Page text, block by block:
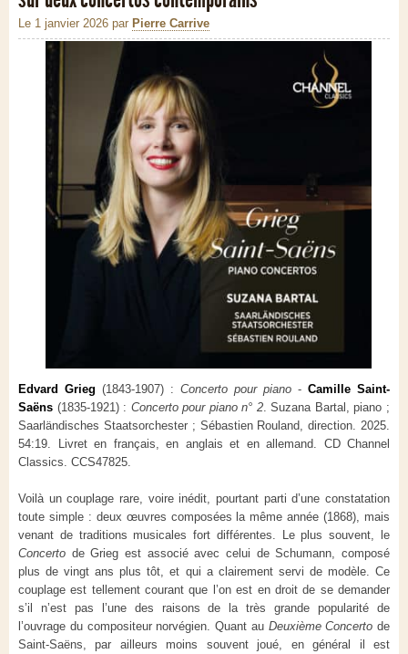
Le 1 janvier 2026 par Pierre Carrive
Edvard Grieg (1843-1907) : Concerto pour piano - Camille Saint-
Saëns (1835-1921) : Concerto pour piano n° 2. Suzana Bartal, piano ;
Saarländisches Staatsorchester ; Sébastien Rouland, direction. 2025.
54:19. Livret en français, en anglais et en allemand. CD Channel
Classics. CCS47825.
Voilà un couplage rare, voire inédit, pourtant parti d’une constatation
toute simple : deux œuvres composées la même année (1868), mais
venant de traditions musicales fort différentes. Le plus souvent, le
Concerto de Grieg est associé avec celui de Schumann, composé
plus de vingt ans plus tôt, et qui a clairement servi de modèle. Ce
couplage est tellement courant que l’on est en droit de se demander
s’il n’est pas l’une des raisons de la très grande popularité de
l’ouvrage du compositeur norvégien. Quant au Deuxième Concerto de
Saint-Saëns, par ailleurs moins souvent joué, en général il est